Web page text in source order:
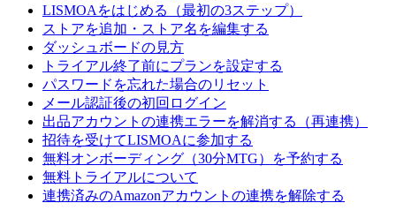
LISMOAをはじめる（最初の3ステップ）
ストアを追加・ストア名を編集する
ダッシュボードの見方
トライアル終了前にプランを設定する
パスワードを忘れた場合のリセット
メール認証後の初回ログイン
出品アカウントの連携エラーを解消する（再連携）
招待を受けてLISMOAに参加する
無料オンボーディング（30分MTG）を予約する
無料トライアルについて
連携済みのAmazonアカウントの連携を解除する